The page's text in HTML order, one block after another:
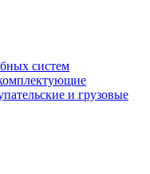
систем
и грузовые